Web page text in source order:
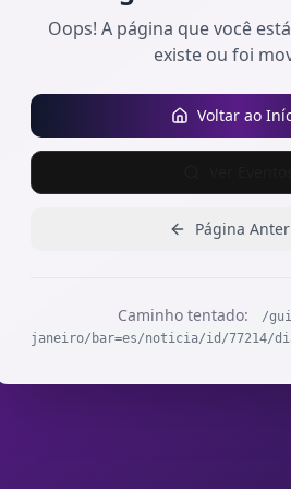
Oops! A página que você
existe ou foi
Voltar ao
Página
Caminho tentado:
/
janeiro/bar=es/noticia/id/77214/